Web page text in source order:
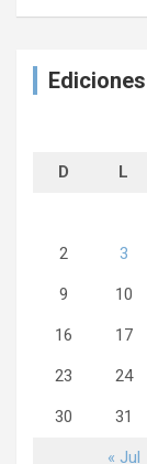
D L
« Jul
2 3
9 10
16 17
23 24
30 31